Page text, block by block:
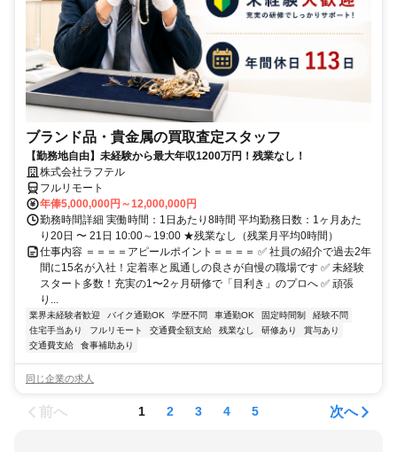
ブランド品・貴金属の買取査定スタッフ
【勤務地自由】未経験から最大年収1200万円！残業なし！
株式会社ラフテル
フルリモート
年俸5,000,000円～12,000,000円
勤務時間詳細 実働時間：1日あたり8時間 平均勤務日数：1ヶ月あた
り20日 〜 21日 10:00～19:00 ★残業なし（残業月平均0時間）
仕事内容 ＝＝＝＝アピールポイント＝＝＝＝ ✅ 社員の紹介で過去2年
間に15名が入社！定着率と風通しの良さが自慢の職場です ✅ 未経験
スタート多数！充実の1〜2ヶ月研修で「目利き」のプロへ ✅ 頑張
り...
業界未経験者歓迎 バイク通勤OK 学歴不問 車通勤OK 固定時間制
経験不問
住宅手当あり
フルリモート 交通費全額支給 残業なし 研修あり
賞与あり
交通費支給
食事補助あり
同じ企業の求人
前へ 1 2 3 4 5 次へ